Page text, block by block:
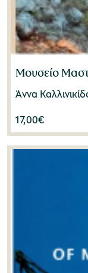
Μουσείο
Άννα
17,00€